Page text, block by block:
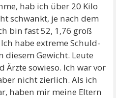
hab ich über 20 Kilo
schwankt, je nach dem
bin fast 52, 1,76 groß
habe extreme Schuld-
diesem Gewicht. Leute
sowieso. Ich war vor
nicht zierlich. Als ich
haben mir meine Eltern